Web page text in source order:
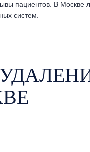
пациентов. В Москве
систем.